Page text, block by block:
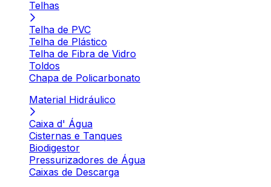
Telhas
Telha de PVC
Telha de Plástico
Telha de Fibra de Vidro
Toldos
Chapa de Policarbonato
Material Hidráulico
Caixa d' Água
Cisternas e Tanques
Biodigestor
Pressurizadores de Água
Caixas de Descarga